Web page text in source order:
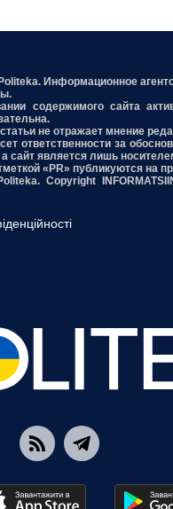
Информационное
содержимого сайта
не отражает мнение
ответственности за
а сайт является лишь
«PR» публикуются на
Copyright